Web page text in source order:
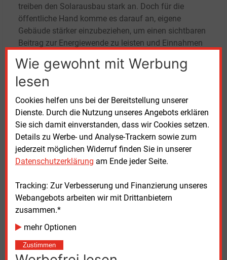
Wie gewohnt mit Werbung
lesen
Cookies helfen uns bei der Bereitstellung unserer
Dienste. Durch die Nutzung unseres Angebots erklären
Sie sich damit einverstanden, dass wir Cookies setzen.
Details zu Werbe- und Analyse-Trackern sowie zum
jederzeit möglichen Widerruf finden Sie in unserer
Datenschutzerklärung am Ende jeder Seite.
Tracking: Zur Verbesserung und Finanzierung unseres
Webangebots arbeiten wir mit Drittanbietern
zusammen.*
mehr Optionen
Zustimmen
treiben den Solarausbau stark an. Doch für die
öffentliche Hand komme es darauf an, eigene
Gebäude stärker einzubeziehen, um einen sichtbaren
Beitrag zur Energiewende zu leisten und Einnahmen
ungenutzte Dachflächen, die für Photovoltaik
geeignet seien.
Die Analyse zeigt laut dem Unternehmen, dass der
Standort eine wichtige Rolle spielt. Süddeutsche
Städte setzen Solarenergie auf kommunalen Dächern
häufiger um, während nördliche Regionen meist
langsamere Zuwächse verzeichnen. Zudem wiesen
Stadtstaaten wie Berlin strukturelle Vorteile auf, da
Entscheidungswege oftmals kürzer sind.
Unterschiede entstehen laut Viessmann Climate
Solutions auch dadurch, dass Kommunen
verschieden priorisieren. Manche setzten auf eigene
Projekte und kommunale Energieversorger, andere